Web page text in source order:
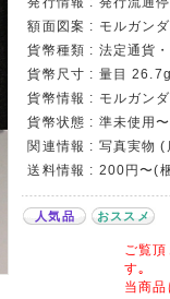
額面図案 : モルガン
貨幣種類 : 法定通貨
貨幣尺寸 : 量目
貨幣情報 : モルガン
貨幣状態 : 準未使用
関連情報 : 写真実物 (
送料情報 : 200円〜(
人気品 おススメ
ご覧
す｡
当商品